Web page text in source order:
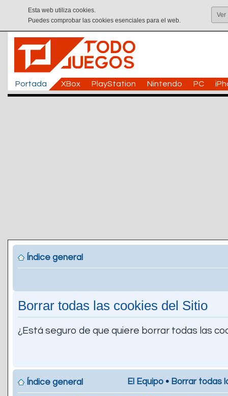
Esta web utiliza cookies.
Puedes comprobar las cookies esenciales para el web.
Ver
Portada XBox PlayStation Nintendo PC
Índice general
Borrar todas las cookies del Sitio
¿Está seguro de que quiere borrar todas las
Índice general El Equipo • Borrar todas